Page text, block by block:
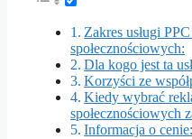
Zakres usługi
społecznościowych:
Dla kogo jest ta
Korzyści ze
Kiedy wybrać
społecznościowych
Informacja o cenie: